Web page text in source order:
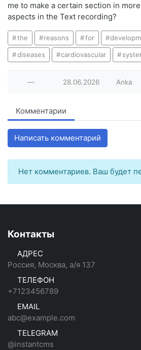
me to make a certain section in
aspects in the Text recording?
the reasons for
diseases cardiovascular
— 28.06.2026 Anka
Комментарии
Написать комментарий
Нет комментариев. Ваш будет
Контакты
АДРЕС
Россия, Москва, а/я 137
ТЕЛЕФОН
+7123456789
EMAIL
abc@example.com
TELEGRAM
@instantcms